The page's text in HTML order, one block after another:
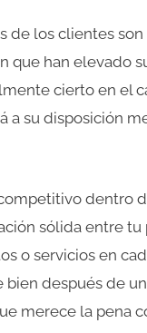
de los clientes
que han elevado
cierto en el
a su disposición
dentro
sólida entre
o servicios en
bien después de
merece la pena